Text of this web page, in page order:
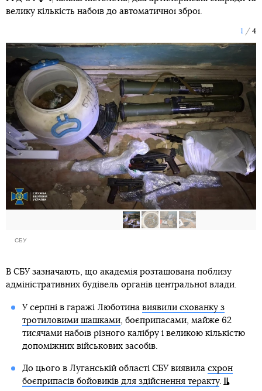
велику кількість набоїв до автоматичної зброї.
1 4
СБУ
В СБУ зазначають, що академія розташована поблизу
адміністративних будівель органів центральної влади.
У серпні в гаражі Люботина виявили схованку з
тротиловими шашками, боєприпасами, майже 62
тисячами набоїв різного калібру і великою кількістю
допоміжних військових засобів.
До цього в Луганській області СБУ виявила схрон
боєприпасів бойовиків для здійснення теракту.